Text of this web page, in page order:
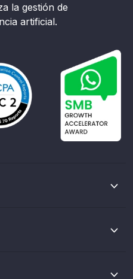
la gestión de
artificial.